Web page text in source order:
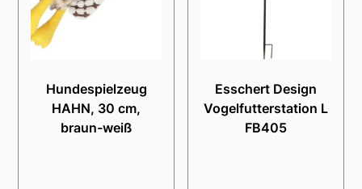
Hundespielzeug
HAHN, 30 cm,
braun-weiß
Esschert Design
Vogelfutterstation L
FB405